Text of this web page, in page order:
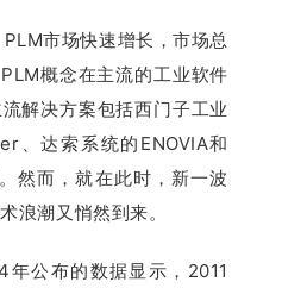
市场快速增长，市场总
概念在主流的工业软件
解决方案包括西门子工业
、达索系统的ENOVIA和
然而，就在此时，新一波
浪潮又悄然到来。
年公布的数据显示，2011